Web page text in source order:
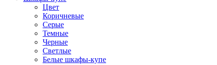
Цвет
Коричневые
Серые
Темные
Черные
Светлые
Белые шкафы-купе